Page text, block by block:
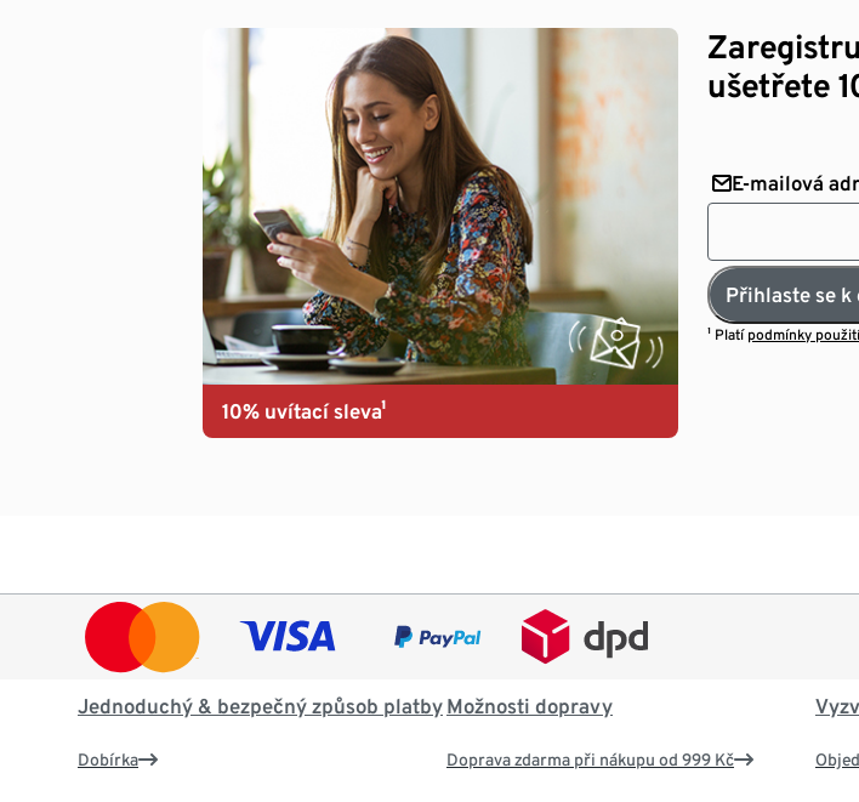
10% uvítací sleva¹
ušetřete
E-mailová
Přihlaste se
¹ Platí podmínky
Jednoduchý & bezpečný způsob platby
Dobírka
Možnosti dopravy
Doprava zdarma při nákupu od 999 Kč